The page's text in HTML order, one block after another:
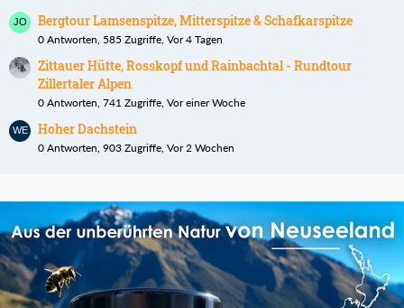
Bergtour Lamsenspitze, Mitterspitze & Schafkarspitze
0 Antworten, 585 Zugriffe, Vor 4 Tagen
Zittauer Hütte, Rosskopf und Rainbachtal - Rundtour
Zillertaler Alpen
0 Antworten, 741 Zugriffe, Vor einer Woche
Hoher Dachstein
0 Antworten, 903 Zugriffe, Vor 2 Wochen